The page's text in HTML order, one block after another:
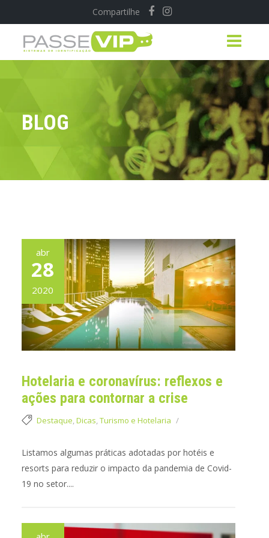
Compartilhe
BLOG
abr
28
2020
Hotelaria e coronavírus: reflexos e
ações para contornar a crise
Destaque,Dicas,Turismo e Hotelaria
Listamos algumas práticas adotadas por hotéis e
resorts para reduzir o impacto da pandemia de Covid-
19 no setor....